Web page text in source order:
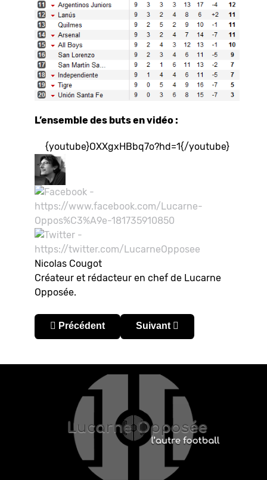
L’ensemble des buts en vidéo :
{youtube}OXXgxHBbq7o?hd=1{/youtube}
Nicolas Cougot
Créateur et rédacteur en chef de Lucarne
Opposée.
Article précédent : Argentine : Newell’s en
Précédent Article suivant : Argentine :
Suivant